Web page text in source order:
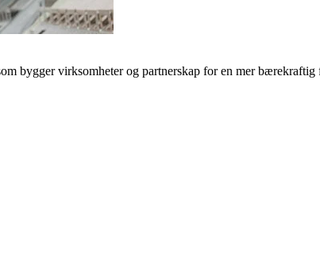
bygger virksomheter og partnerskap for en mer